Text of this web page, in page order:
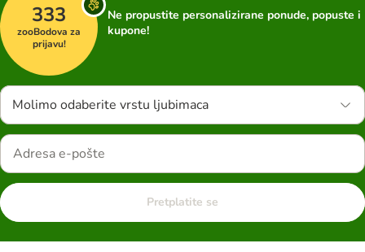
333
zooBodova za
prijavu!
Ne propustite personalizirane ponude, popuste i
kupone!
Molimo odaberite vrstu ljubimaca
Pretplatite se